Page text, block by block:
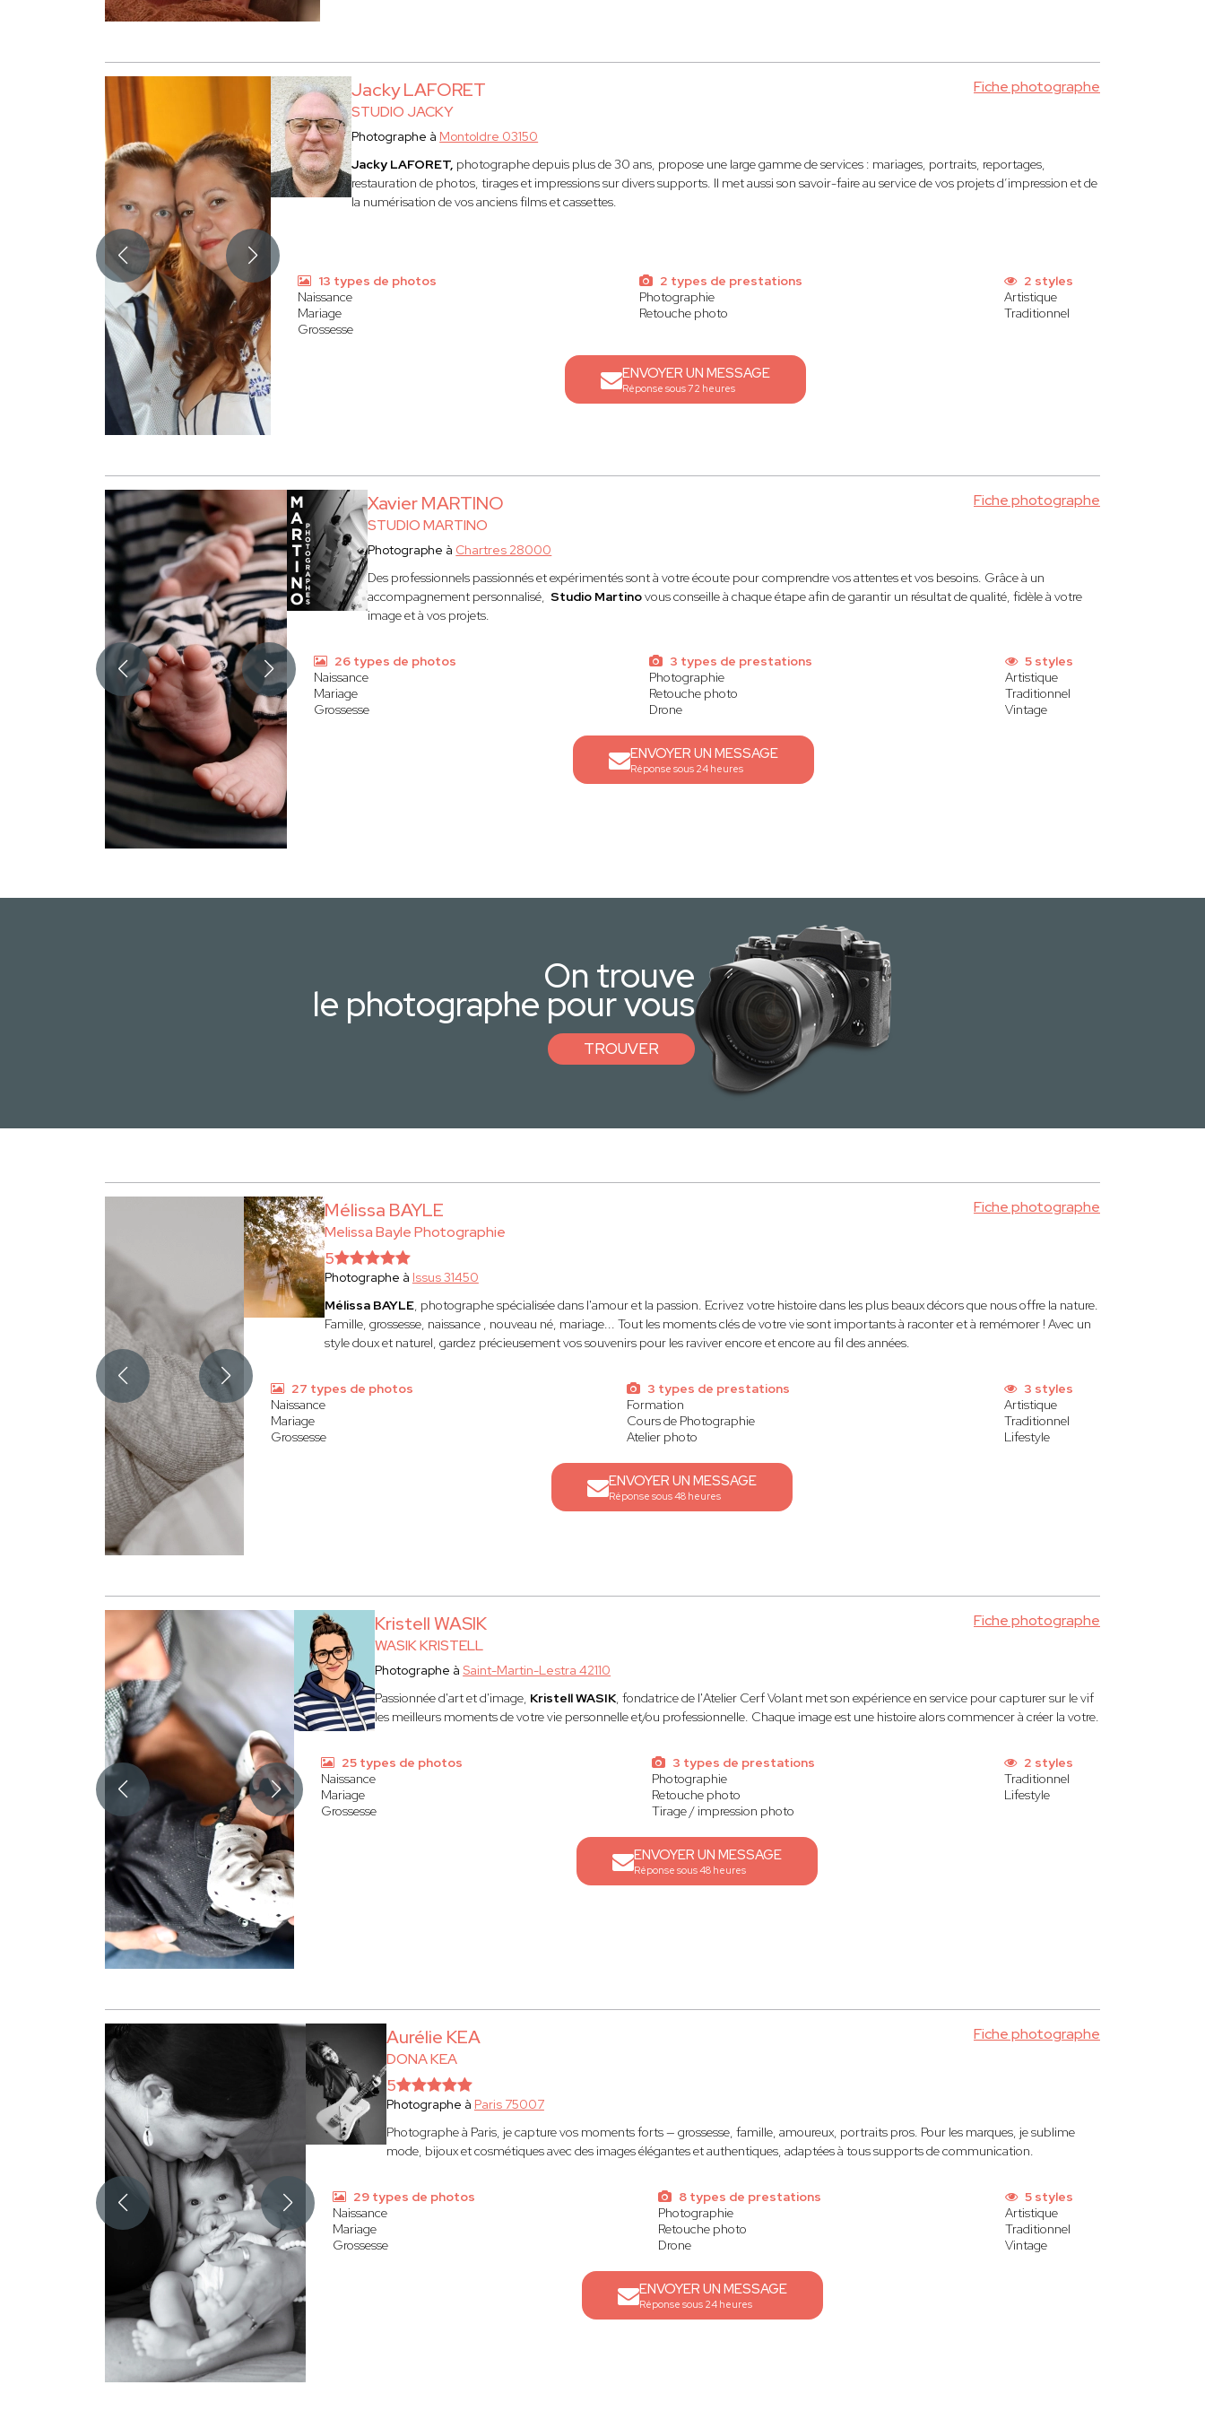
Pourquoi choisir un photographe avec Trouver mon photographe ?
Une approche personnalisée : Partagez vos envies et trouvez lephotographe parfaitpour répondre à vos attentes.
Une recherche rapide, efficace et gratuite : Accédez à des profils de
Jacky LAFORET
STUDIO JACKY
Fiche photographe
Photographe à Montoldre 03150
Jacky LAFORET, photographe depuis plus de 30 ans, propose une large gamme de services : mariages, portraits, reportages,
restauration de photos, tirages et impressions sur divers supports. Il met aussi son savoir-faire au service de vos projets d’impression et de
la numérisation de vos anciens films et cassettes.
13 types de photos
Naissance
Mariage
Grossesse
2 types de prestations
Photographie
Retouche photo
2 styles
Artistique
Traditionnel
ENVOYER UN MESSAGE
Réponse sous 72 heures
Xavier MARTINO
STUDIO MARTINO
Fiche photographe
Photographe à Chartres 28000
Des professionnels passionnés et expérimentés sont à votre écoute pour comprendre vos attentes et vos besoins. Grâce à un
accompagnement personnalisé,Studio Martinovous conseille à chaque étape afin de garantir un résultat de qualité, fidèle à votre
image et à vos projets.
26 types de photos
Naissance
Mariage
Grossesse
3 types de prestations
Photographie
Retouche photo
Drone
5 styles
Artistique
Traditionnel
Vintage
ENVOYER UN MESSAGE
Réponse sous 24 heures
On trouve
le photographe pour vous
TROUVER
Mélissa BAYLE
Melissa Bayle Photographie
Fiche photographe
5
Photographe à Issus 31450
Mélissa BAYLE, photographe spécialisée dans l'amour et la passion. Ecrivez votre histoire dans les plus beaux décors que nous offre la nature.
Famille, grossesse, naissance , nouveau né, mariage... Tout les moments clés de votre vie sont importants à raconter et à remémorer ! Avec un
style doux et naturel, gardez précieusement vos souvenirs pour les raviver encore et encore au fil des années.
27 types de photos
Naissance
Mariage
Grossesse
3 types de prestations
Formation
Cours de Photographie
Atelier photo
3 styles
Artistique
Traditionnel
Lifestyle
ENVOYER UN MESSAGE
Réponse sous 48 heures
Kristell WASIK
WASIK KRISTELL
Fiche photographe
Photographe àSaint-Martin-Lestra 42110
Passionnée d'art et d'image, Kristell WASIK, fondatrice de l'Atelier Cerf Volant met son expérience en service pour capturer sur le vif
les meilleurs moments de votre vie personnelle et/ou professionnelle. Chaque image est une histoire alors commencer à créer la votre.
25 types de photos
Naissance
Mariage
Grossesse
3 types de prestations
Photographie
Retouche photo
Tirage / impression photo
2 styles
Traditionnel
Lifestyle
ENVOYER UN MESSAGE
Réponse sous 48 heures
Aurélie KEA
DONA KEA
Fiche photographe
5
Photographe à Paris 75007
Photographe à Paris, je capture vos moments forts — grossesse, famille, amoureux, portraits pros. Pour les marques, je sublime
mode, bijoux et cosmétiques avec des images élégantes et authentiques, adaptées à tous supports de communication.
29 types de photos
Naissance
Mariage
Grossesse
8 types de prestations
Photographie
Retouche photo
Drone
5 styles
Artistique
Traditionnel
Vintage
ENVOYER UN MESSAGE
Réponse sous 24 heures